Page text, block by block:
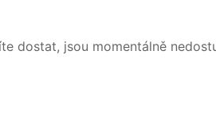
dostat, jsou momentálně